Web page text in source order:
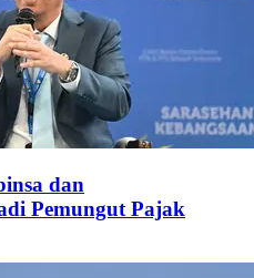
dan
Pemungut Pajak